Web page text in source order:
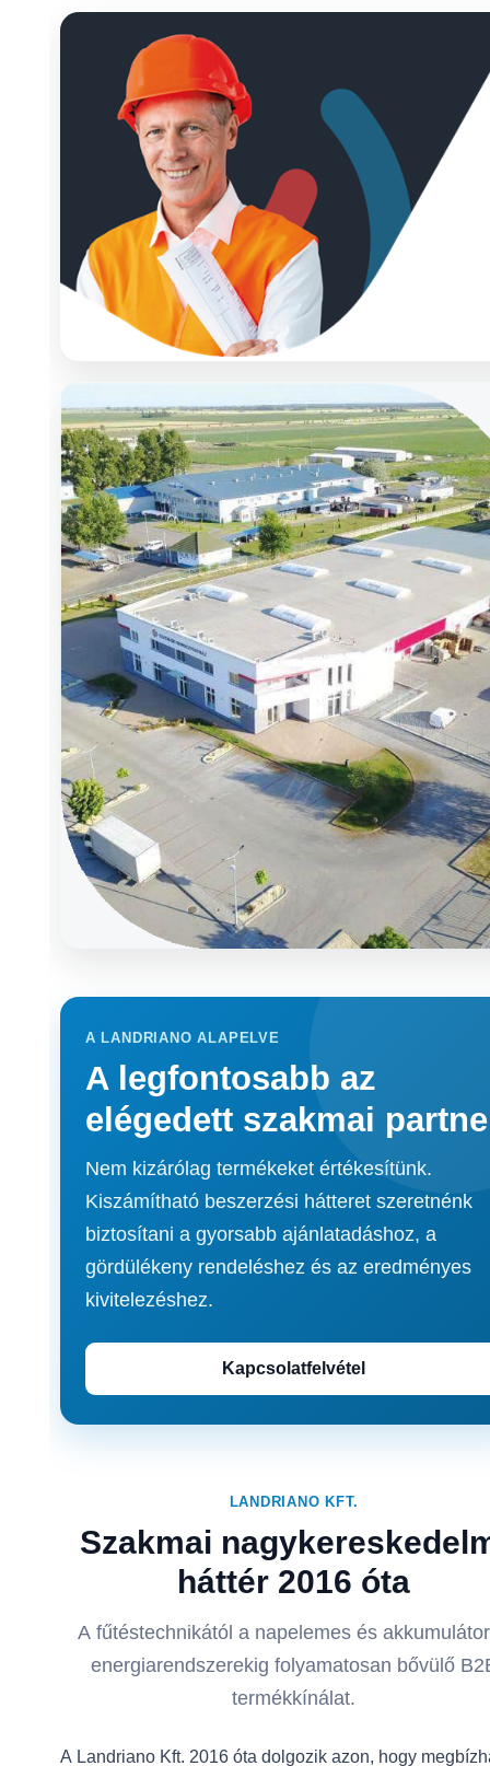
A LANDRIANO ALAPELVE
A legfontosabb az
elégedett szakmai
Nem kizárólag termékeket értékesítünk.
Kiszámítható beszerzési hátteret szeretnénk
biztosítani a gyorsabb ajánlatadáshoz, a
gördülékeny rendeléshez és az eredményes
kivitelezéshez.
Kapcsolatfelvétel
LANDRIANO KFT.
Szakmai
háttér 2016 óta
A fűtéstechnikától a napelemes és
energiarendszerekig folyamatosan bővülő
termékkínálat.
A Landriano Kft. 2016 óta dolgozik azon, hogy